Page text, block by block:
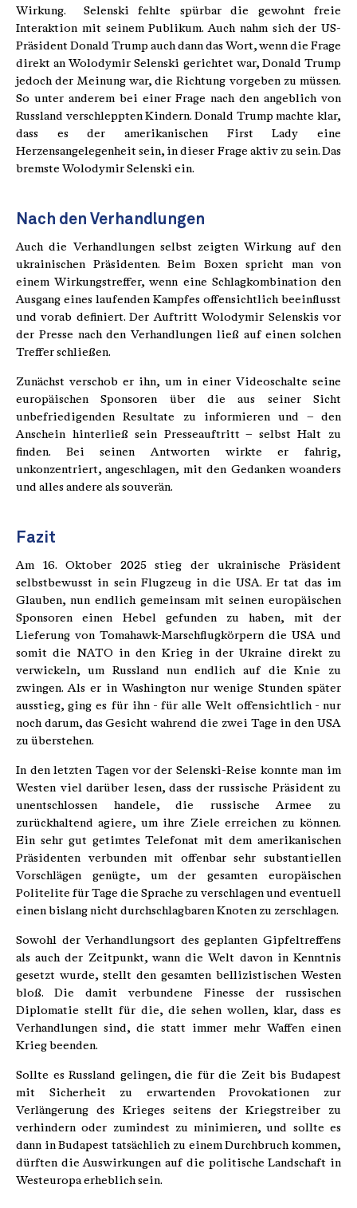
Wirkung. Selenski fehlte spürbar die gewohnt freie
Interaktion mit seinem Publikum. Auch nahm sich der US-
Präsident Donald Trump auch dann das Wort, wenn die Frage
direkt an Wolodymir Selenski gerichtet war, Donald Trump
jedoch der Meinung war, die Richtung vorgeben zu müssen.
So unter anderem bei einer Frage nach den angeblich von
Russland verschleppten Kindern. Donald Trump machte klar,
dass es der amerikanischen First Lady eine
Herzensangelegenheit sein, in dieser Frage aktiv zu sein. Das
bremste Wolodymir Selenski ein.
Nach den Verhandlungen
Auch die Verhandlungen selbst zeigten Wirkung auf den
ukrainischen Präsidenten. Beim Boxen spricht man von
einem Wirkungstreffer, wenn eine Schlagkombination den
Ausgang eines laufenden Kampfes offensichtlich beeinflusst
und vorab definiert. Der Auftritt Wolodymir Selenskis vor
der Presse nach den Verhandlungen ließ auf einen solchen
Treffer schließen.
Zunächst verschob er ihn, um in einer Videoschalte seine
europäischen Sponsoren über die aus seiner Sicht
unbefriedigenden Resultate zu informieren und – den
Anschein hinterließ sein Presseauftritt – selbst Halt zu
finden. Bei seinen Antworten wirkte er fahrig,
unkonzentriert, angeschlagen, mit den Gedanken woanders
und alles andere als souverän.
Fazit
Am 16. Oktober 2025 stieg der ukrainische Präsident
selbstbewusst in sein Flugzeug in die USA. Er tat das im
Glauben, nun endlich gemeinsam mit seinen europäischen
Sponsoren einen Hebel gefunden zu haben, mit der
Lieferung von Tomahawk-Marschflugkörpern die USA und
somit die NATO in den Krieg in der Ukraine direkt zu
verwickeln, um Russland nun endlich auf die Knie zu
zwingen. Als er in Washington nur wenige Stunden später
ausstieg, ging es für ihn - für alle Welt offensichtlich - nur
noch darum, das Gesicht wahrend die zwei Tage in den USA
zu überstehen.
In den letzten Tagen vor der Selenski-Reise konnte man im
Westen viel darüber lesen, dass der russische Präsident zu
unentschlossen handele, die russische Armee zu
zurückhaltend agiere, um ihre Ziele erreichen zu können.
Ein sehr gut getimtes Telefonat mit dem amerikanischen
Präsidenten verbunden mit offenbar sehr substantiellen
Vorschlägen genügte, um der gesamten europäischen
Politelite für Tage die Sprache zu verschlagen und eventuell
einen bislang nicht durchschlagbaren Knoten zu zerschlagen.
Sowohl der Verhandlungsort des geplanten Gipfeltreffens
als auch der Zeitpunkt, wann die Welt davon in Kenntnis
gesetzt wurde, stellt den gesamten bellizistischen Westen
bloß. Die damit verbundene Finesse der russischen
Diplomatie stellt für die, die sehen wollen, klar, dass es
Verhandlungen sind, die statt immer mehr Waffen einen
Krieg beenden.
Sollte es Russland gelingen, die für die Zeit bis Budapest
mit Sicherheit zu erwartenden Provokationen zur
Verlängerung des Krieges seitens der Kriegstreiber zu
verhindern oder zumindest zu minimieren, und sollte es
dann in Budapest tatsächlich zu einem Durchbruch kommen,
dürften die Auswirkungen auf die politische Landschaft in
Westeuropa erheblich sein.